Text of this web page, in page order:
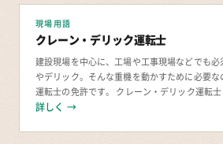
現場用語
クレーン・デリック運転士
建設現場を中心に、工場や工事現場などでも
やデリック。そんな重機を動かすために必要
運転士の免許です。 クレーン・デリック運転士とは？ クレーン・デ
リック運転士とは、工事現場や建設現場などで使
詳しく →